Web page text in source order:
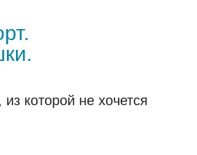
из которой не хочется